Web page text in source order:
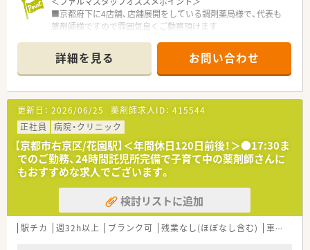
■京都府下に4店舗、店舗展開をしている調剤薬局様で、代表も
薬剤師様ですので雰囲気良くご勤務頂けます
働きたい方にもオススメです
■2ヶ月に1回メーカー主催の勉強会も開催しており学びたい方
にもおすすめ◎
詳細を見る お問い合わせ
更新日： 2026/06/25 薬剤師求人ID： 415544
正社員
病院・クリニック
【京都市右京区/花園駅】＜年間休日120日前後！＞●17:30ま
でのご勤務、24時間託児所完備で子育て中の薬剤師さんに
もおすすめな求人でございます。
検討リストに追加
駅チカ 週32h以上 ブランク可 残業なし(ほぼなし含む) 車通勤可